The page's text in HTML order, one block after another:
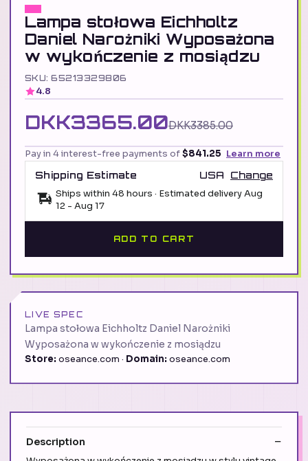
Lampa stołowa Eichholtz
Daniel Narożniki Wyposażona
w wykończenie z mosiądzu
SKU: 65213329806
4.8
DKK3365.00DKK3385.00
Pay in 4 interest-free payments of$841.25 Learn more
Shipping Estimate
USA
Change
Ships within 48 hours · Estimated deliveryAug
12 - Aug 17
ADD TO CART
LIVE SPEC
Lampa stołowa Eichholtz Daniel Narożniki
Wyposażona w wykończenie z mosiądzu
Store: oseance.com · Domain: oseance.com
Description